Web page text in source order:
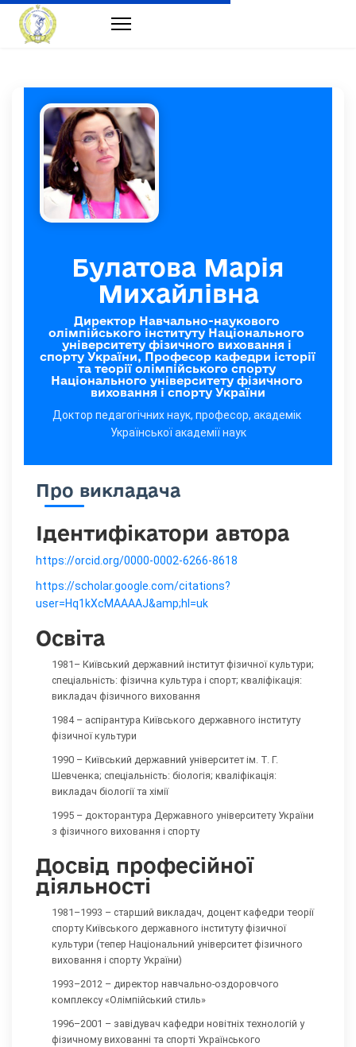
Булатова Марія
Михайлівна
Директор Навчально-наукового
олімпійського інституту Національного
університету фізичного виховання і
спорту України, Професор кафедри історії
та теорії олімпійського спорту
Національного університету фізичного
виховання і спорту України
Доктор педагогічних наук, професор, академік
Української академії наук
Про викладача
Ідентифікатори автора
https://orcid.org/0000-0002-6266-8618
https://scholar.google.com/citations?
user=Hq1kXcMAAAAJ&amp;hl=uk
Освіта
1981– Київський державний інститут фізичної культури;
спеціальність: фізична культура і спорт; кваліфікація:
викладач фізичного виховання
1984 – аспірантура Київського державного інституту
фізичної культури
1990 – Київський державний університет ім. Т. Г.
Шевченка; спеціальність: біологія; кваліфікація:
викладач біології та хімії
1995 – докторантура Державного університету України
з фізичного виховання і спорту
Досвід професійної
діяльності
1981–1993 – старший викладач, доцент кафедри теорії
спорту Київського державного інституту фізичної
культури (тепер Національний університет фізичного
виховання і спорту України)
1993–2012 – директор навчально-оздоровчого
комплексу «Олімпійський стиль»
1996–2001 – завідувач кафедри новітніх технологій у
фізичному вихованні та спорті Українського